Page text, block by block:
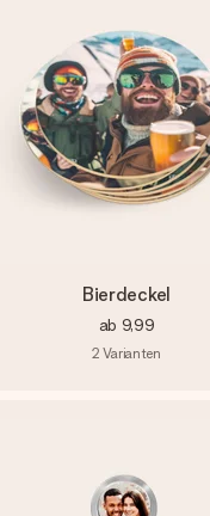
Bierdeckel
ab 9,99
2 Varianten